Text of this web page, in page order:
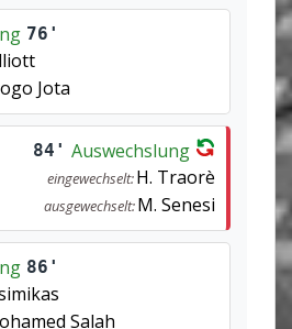
76'
Jota
84' Auswechslung
eingewechselt:H. Traorè
ausgewechselt:M. Senesi
86'
Salah